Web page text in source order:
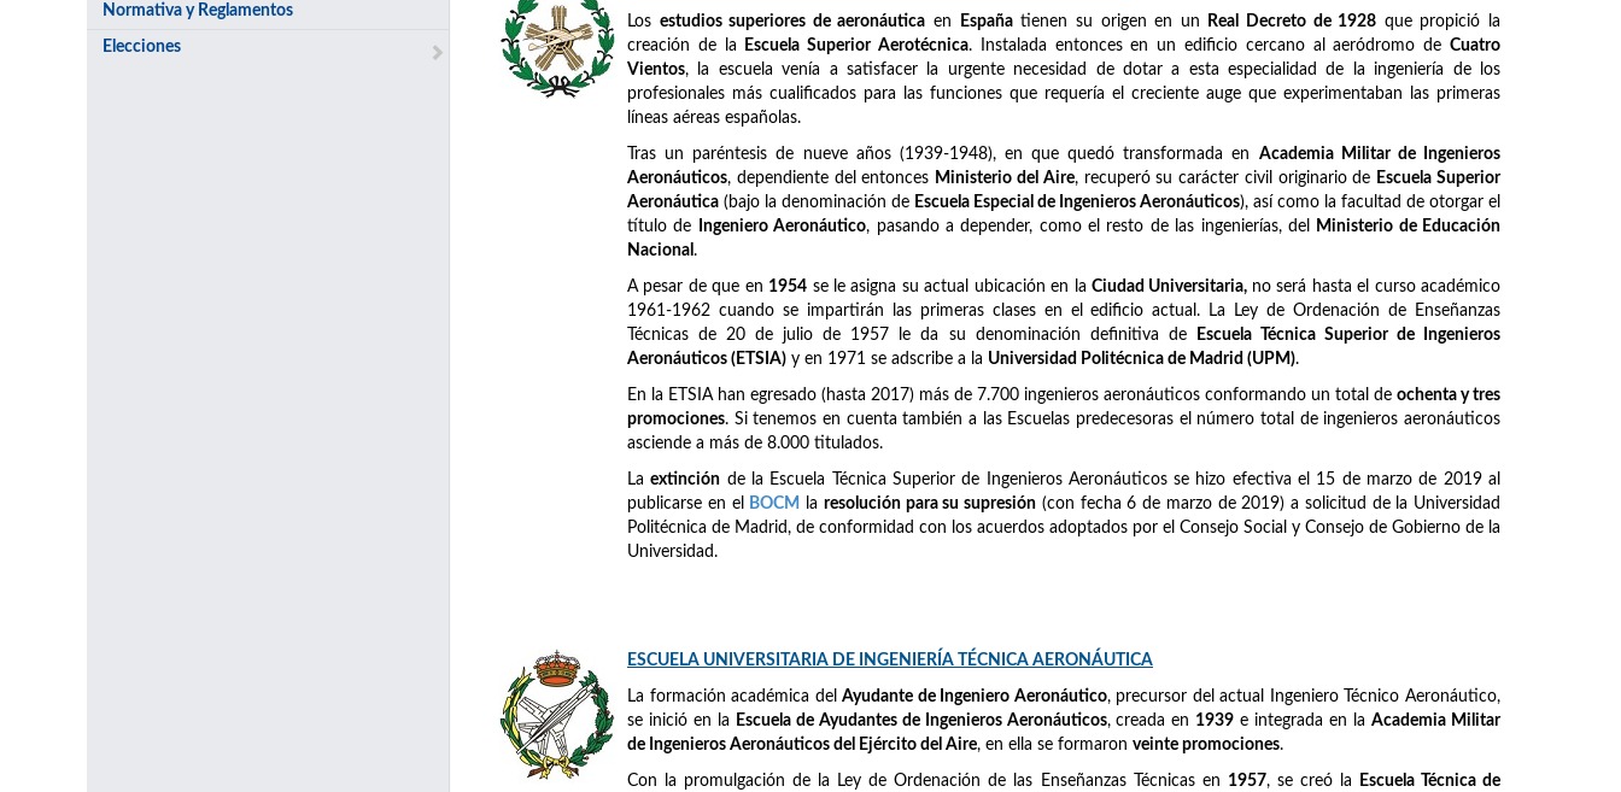
Normativa y Reglamentos
Elecciones
Los estudios superiores de aeronáutica en Españatienen su origen en un Real Decreto de 1928 que propició la
creación de la
Escuela Superior Aerotécnica. Instalada entonces en un edificio cercano al aeródromo deCuatro
Vientos, la escuela venía a satisfacer la urgente necesidad de dotar a esta especialidad de la ingeniería de los
profesionales más cualificados para las funciones que requería el creciente auge que experimentaban las primeras
líneas aéreas españolas.
Tras un paréntesis de nueve años (1939-1948), en que quedó transformada en Academia Militar de Ingenieros
Aeronáuticos, dependiente del entonces Ministerio del Aire, recuperó su carácter civil originario de Escuela Superior
Aeronáutica (bajo la denominación de Escuela Especial de Ingenieros Aeronáuticos), así como la facultad de otorgar el
título de
Ingeniero Aeronáutico, pasando a depender, como el resto de las ingenierías, del
Ministerio de Educación
Nacional .
A pesar de que en 1954 se le asigna su actual ubicación en laCiudad Universitaria, no será hasta el curso académico
1961-1962 cuando se impartirán las primeras clases en el edificio actual. La Ley de Ordenación de Enseñanzas
Técnicas de 20 de julio de 1957 le da su denominación definitiva de
Escuela Técnica Superior de Ingenieros
Aeronáuticos (ETSIA) y en 1971 se adscribe a la Universidad Politécnica de Madrid (UPM).
En la ETSIA han egresado (hasta 2017) más de 7.700 ingenieros aeronáuticos conformando un total de ochenta y tres
promociones. Si tenemos en cuenta también a las Escuelas predecesoras el número total de ingenieros aeronáuticos
asciende a más de 8.000 titulados.
Laextinción de la Escuela Técnica Superior de Ingenieros Aeronáuticos se hizo efectiva el 15 de marzo de 2019 al
publicarse en el
BOCM la resolución para su supresión (con fecha 6 de marzo de 2019) a solicitud de la Universidad
Politécnica de Madrid, de conformidad con los acuerdos adoptados por el Consejo Social y Consejo de Gobierno de la
Universidad.
ESCUELA UNIVERSITARIA DE INGENIERÍA TÉCNICA AERONÁUTICA
La formación académica delAyudante de Ingeniero Aeronáutico, precursor del actual Ingeniero Técnico Aeronáutico,
se inició en la
Escuela de Ayudantes de Ingenieros Aeronáuticos, creada en 1939 e integrada en laAcademia Militar
de Ingenieros Aeronáuticos del Ejército del Aire, en ella se formaron veinte promociones.
Con la promulgación de la Ley de Ordenación de las Enseñanzas Técnicas en 1957, se creó la
Escuela Técnica de